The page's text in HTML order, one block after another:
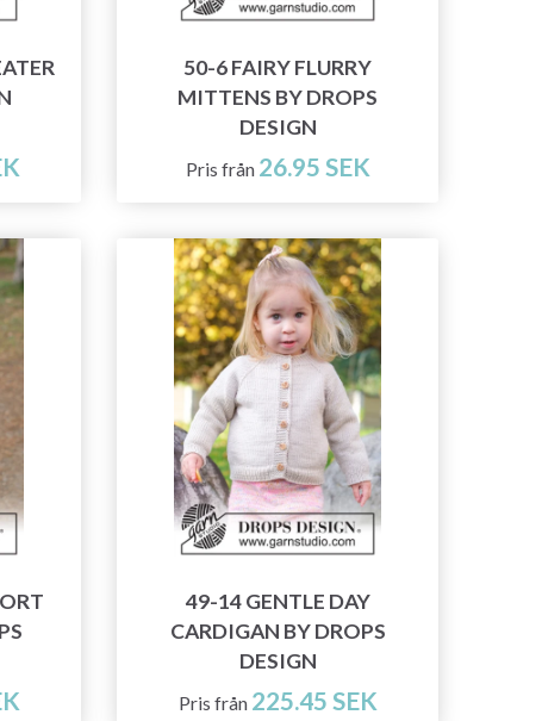
50-6 FAIRY FLURRY
MITTENS BY DROPS
DESIGN
Pris från 26.95 SEK
49-14 GENTLE DAY
CARDIGAN BY DROPS
DESIGN
Pris från 225.45 SEK